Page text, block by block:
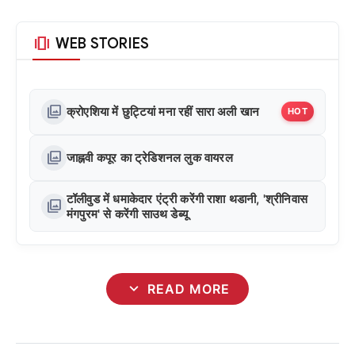
amp_stories WEB STORIES
photo_library क्रोएशिया में छुट्टियां मना रहीं सारा अली खान HOT
photo_library जाह्नवी कपूर का ट्रेडिशनल लुक वायरल
photo_library टॉलीवुड में धमाकेदार एंट्री करेंगी राशा थडानी, 'श्रीनिवास
मंगपुरम' से करेंगी साउथ डेब्यू
expand_more READ MORE